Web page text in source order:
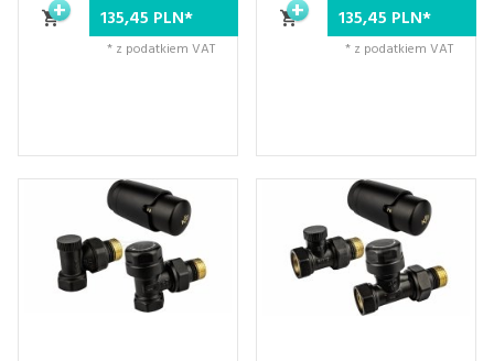
135,45 PLN*
* z podatkiem VAT
135,45 PLN*
* z podatkiem VAT